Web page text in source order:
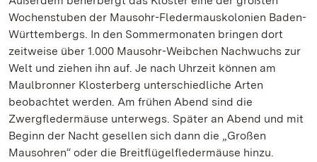
Wochenstuben der Mausohr-Fledermauskolonien Baden-
Württembergs. In den Sommermonaten bringen dort
zeitweise über 1.000 Mausohr-Weibchen Nachwuchs zur
Welt und ziehen ihn auf. Je nach Uhrzeit können am
Maulbronner Klosterberg unterschiedliche Arten
beobachtet werden. Am frühen Abend sind die
Zwergfledermäuse unterwegs. Später an Abend und mit
Beginn der Nacht gesellen sich dann die „Großen
Mausohren“ oder die Breitflügelfledermäuse hinzu.